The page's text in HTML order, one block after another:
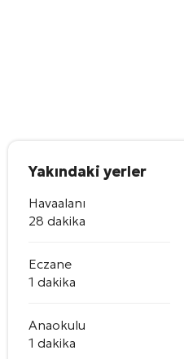
Yakındaki yerler
Havaalanı
28 dakika
Eczane
1 dakika
Anaokulu
1 dakika